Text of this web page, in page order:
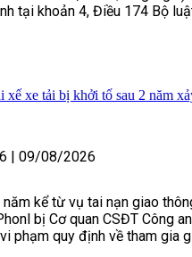
tại khoản 4, Điều 174 Bộ
xế xe tải bị khởi tố sau 2 năm
09/08/2026
năm kể từ vụ tai nạn giao
bị Cơ quan CSĐT Công
phạm quy định về tham gia